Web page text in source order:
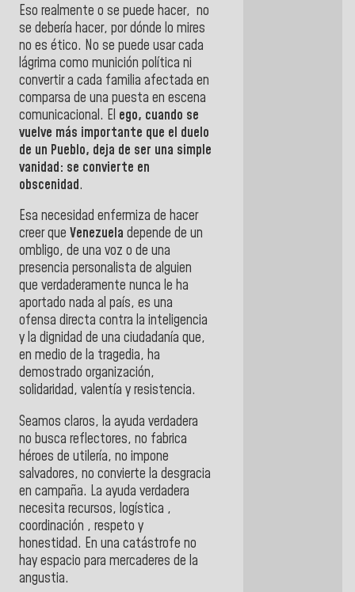
Eso realmente o se puede hacer, no
se debería hacer, por dónde lo mires
no es ético. No se puede usar cada
lágrima como munición política ni
convertir a cada familia afectada en
comparsa de una puesta en escena
comunicacional. El ego, cuando se
vuelve más importante que el duelo
de un Pueblo, deja de ser una simple
vanidad: se convierte en
obscenidad.
Esa necesidad enfermiza de hacer
creer que Venezuela depende de un
ombligo, de una voz o de una
presencia personalista de alguien
que verdaderamente nunca le ha
aportado nada al país, es una
ofensa directa contra la inteligencia
y la dignidad de una ciudadanía que,
en medio de la tragedia, ha
demostrado organización,
solidaridad, valentía y resistencia.
Seamos claros, la ayuda verdadera
no busca reflectores, no fabrica
héroes de utilería, no impone
salvadores, no convierte la desgracia
en campaña. La ayuda verdadera
necesita recursos, logística ,
coordinación , respeto y
honestidad. En una catástrofe no
hay espacio para mercaderes de la
angustia.